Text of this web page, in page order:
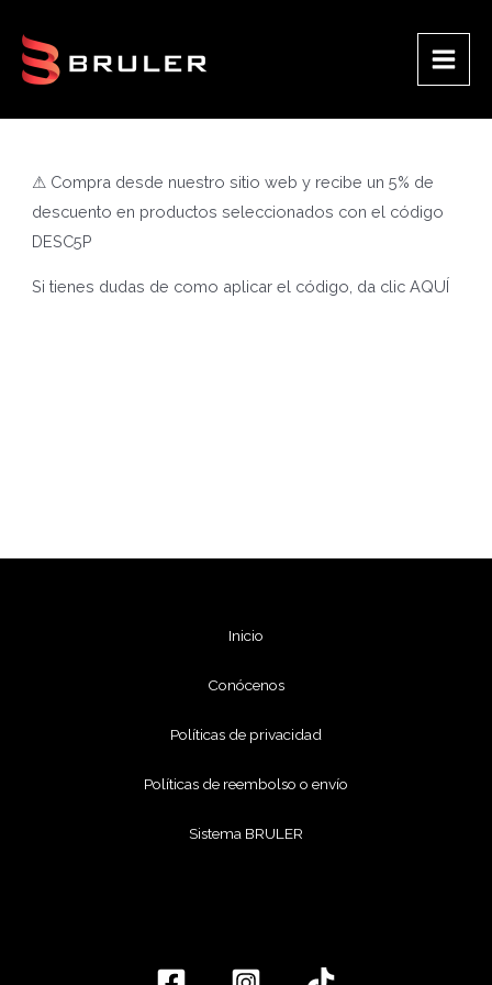
contenido
Main
⚠ Compra desde nuestro sitio web y recibe un 5% de
descuento en productos seleccionados con el código
DESC5P
Si tienes dudas de como aplicar el código, da clicAQUÍ
Inicio
Conócenos
Políticas de privacidad
Políticas de reembolso o envío
Sistema BRULER